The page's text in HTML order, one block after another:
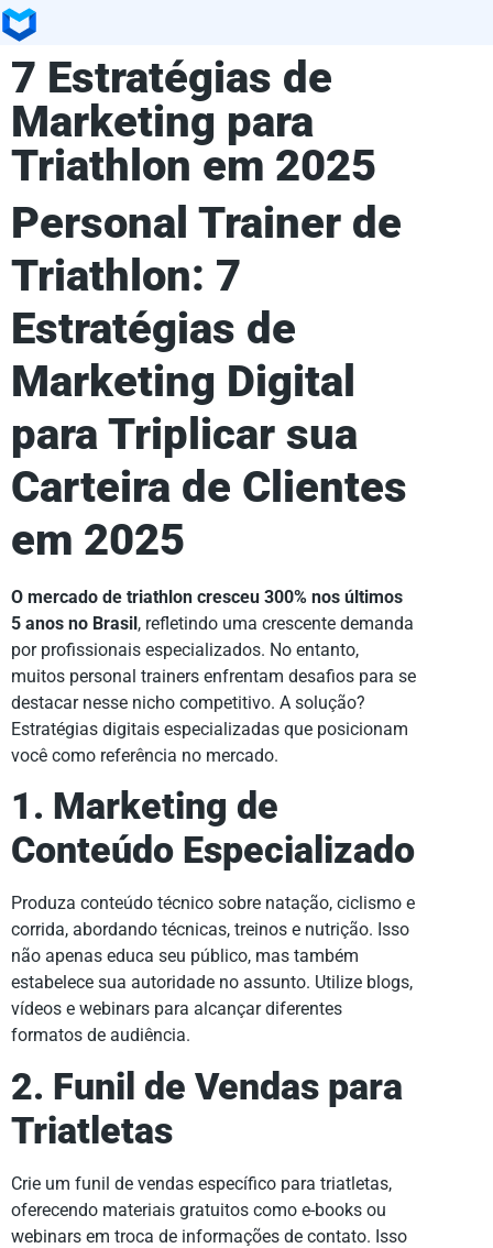
7 Estratégias de
Marketing para
Triathlon em 2025
Personal Trainer de
Triathlon: 7
Estratégias de
Marketing Digital
para Triplicar sua
Carteira de Clientes
em 2025
O mercado de triathlon cresceu 300% nos últimos
5 anos no Brasil, refletindo uma crescente demanda
por profissionais especializados. No entanto,
muitos personal trainers enfrentam desafios para se
destacar nesse nicho competitivo. A solução?
Estratégias digitais especializadas que posicionam
você como referência no mercado.
1. Marketing de
Conteúdo Especializado
Produza conteúdo técnico sobre natação, ciclismo e
corrida, abordando técnicas, treinos e nutrição. Isso
não apenas educa seu público, mas também
estabelece sua autoridade no assunto. Utilize blogs,
vídeos e webinars para alcançar diferentes
formatos de audiência.
2. Funil de Vendas para
Triatletas
Crie um funil de vendas específico para triatletas,
oferecendo materiais gratuitos como e-books ou
webinars em troca de informações de contato. Isso